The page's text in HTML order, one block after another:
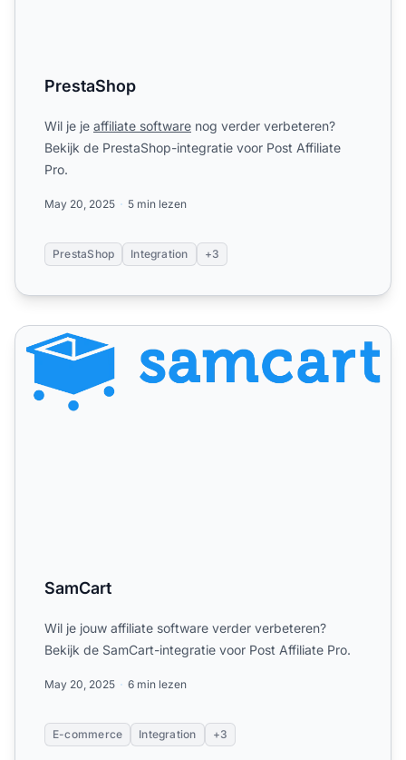
PrestaShop
Wil je je affiliate software nog verder verbeteren?
Bekijk de PrestaShop-integratie voor Post Affiliate
Pro.
May 20, 2025 5 min lezen
PrestaShop Integration +3
SamCart
SamCart
Wil je jouw affiliate software verder verbeteren?
Bekijk de SamCart-integratie voor Post Affiliate Pro.
May 20, 2025 6 min lezen
E-commerce Integration +3